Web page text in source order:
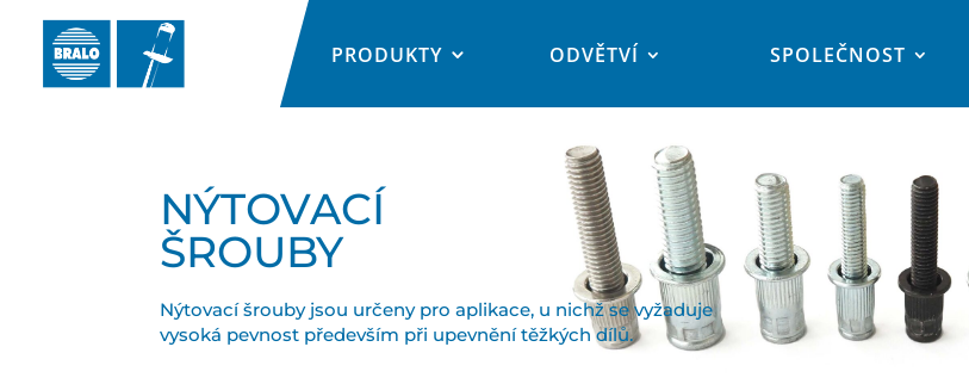
PRODUKTY ODVĚTVÍ SPOLEČNOST
NÝTOVACÍ
ŠROUBY
Nýtovací šrouby jsou určeny pro aplikace, u nichž se vyžaduje
vysoká pevnost především při upevnění těžkých dílů.